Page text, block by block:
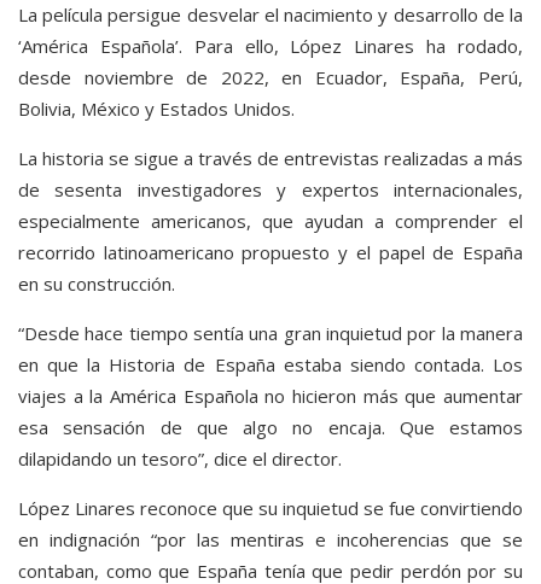
La película persigue desvelar el nacimiento y desarrollo de la
‘América Española’. Para ello, López Linares ha rodado,
desde noviembre de 2022, en Ecuador, España, Perú,
Bolivia, México y Estados Unidos.
La historia se sigue a través de entrevistas realizadas a más
de sesenta investigadores y expertos internacionales,
especialmente americanos, que ayudan a comprender el
recorrido latinoamericano propuesto y el papel de España
en su construcción.
“Desde hace tiempo sentía una gran inquietud por la manera
en que la Historia de España estaba siendo contada. Los
viajes a la América Española no hicieron más que aumentar
esa sensación de que algo no encaja. Que estamos
dilapidando un tesoro”, dice el director.
López Linares reconoce que su inquietud se fue convirtiendo
en indignación “por las mentiras e incoherencias que se
contaban, como que España tenía que pedir perdón por su